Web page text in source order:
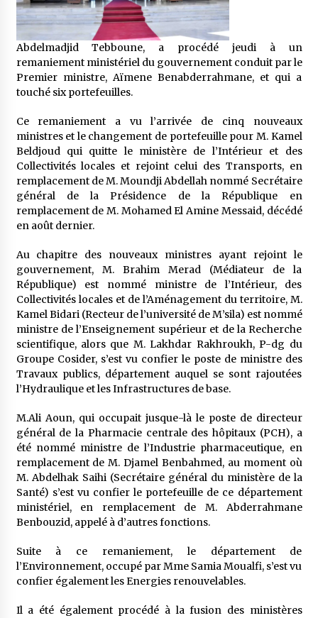
5 ans ago
Rencontre nocturne dans le désert (Un conte
touareg)
5 ans ago
5 ans ago
Tradition orale/ D’où viennent les contes et à
quoi servent-ils?
5 ans ago
Abdelmadjid Tebboune, a procédé jeudi à un
remaniement ministériel du gouvernement conduit par le
Premier ministre, Aïmene Benabderrahmane, et qui a
touché six portefeuilles.
Ce remaniement a vu l’arrivée de cinq nouveaux
ministres et le changement de portefeuille pour M. Kamel
Beldjoud qui quitte le ministère de l’Intérieur et des
Collectivités locales et rejoint celui des Transports, en
remplacement de M. Moundji Abdellah nommé Secrétaire
général de la Présidence de la République en
remplacement de M. Mohamed El Amine Messaid, décédé
en août dernier.
Au chapitre des nouveaux ministres ayant rejoint le
gouvernement, M. Brahim Merad (Médiateur de la
République) est nommé ministre de l’Intérieur, des
Collectivités locales et de l’Aménagement du territoire, M.
Kamel Bidari (Recteur de l’université de M’sila) est nommé
ministre de l’Enseignement supérieur et de la Recherche
scientifique, alors que M. Lakhdar Rakhroukh, P-dg du
Groupe Cosider, s’est vu confier le poste de ministre des
Travaux publics, département auquel se sont rajoutées
l’Hydraulique et les Infrastructures de base.
M.Ali Aoun, qui occupait jusque-là le poste de directeur
général de la Pharmacie centrale des hôpitaux (PCH), a
été nommé ministre de l’Industrie pharmaceutique, en
remplacement de M. Djamel Benbahmed, au moment où
M. Abdelhak Saihi (Secrétaire général du ministère de la
Santé) s’est vu confier le portefeuille de ce département
ministériel, en remplacement de M. Abderrahmane
Benbouzid, appelé à d’autres fonctions.
Suite à ce remaniement, le département de
l’Environnement, occupé par Mme Samia Moualfi, s’est vu
confier également les Energies renouvelables.
Il a été également procédé à la fusion des ministères